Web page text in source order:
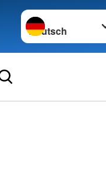
Sprache wechseln zu